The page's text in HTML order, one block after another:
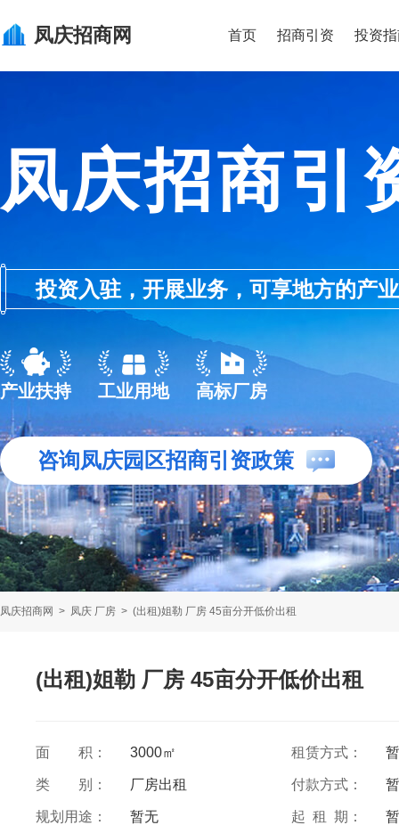
凤庆招商网 首页 招商引资 投资
凤庆招商引
投资入驻，开展业务，可享地方的产
产业扶持 工业用地 高标厂房
咨询凤庆园区招商引资政策
凤庆招商网 > 凤庆 厂房 > (出租)姐勒 厂房 45亩分开低价出租
(出租)姐勒 厂房 45亩分开低价出租
面 积： 3000㎡ 租赁方式：
类 别： 厂房出租 付款方式：
规划用途： 暂无 起 租 期：